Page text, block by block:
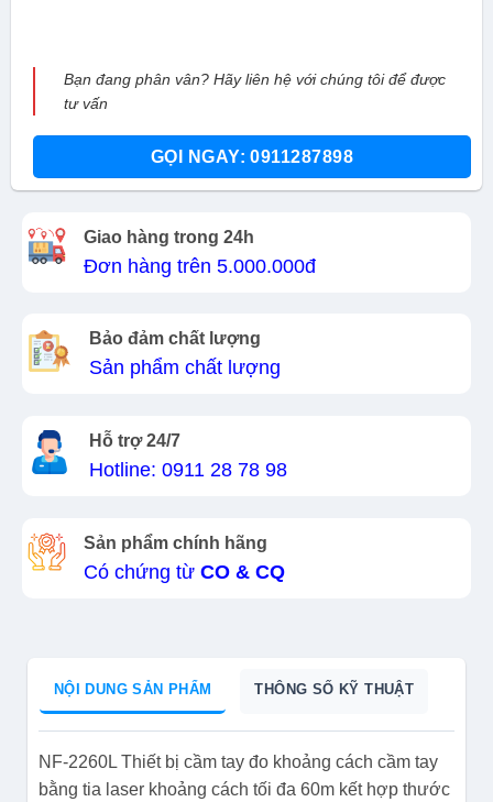
Bạn đang phân vân? Hãy liên hệ với chúng tôi để được
tư vấn
GỌI NGAY: 0911287898
Giao hàng trong 24h
Đơn hàng trên 5.000.000đ
Bảo đảm chất lượng
Sản phẩm chất lượng
Hỗ trợ 24/7
Hotline: 0911 28 78 98
Sản phẩm chính hãng
Có chứng từ CO & CQ
NỘI DUNG SẢN PHẨM THÔNG SỐ KỸ THUẬT
NF-2260L Thiết bị cầm tay đo khoảng cách cầm tay
bằng tia laser khoảng cách tối đa 60m kết hợp thước